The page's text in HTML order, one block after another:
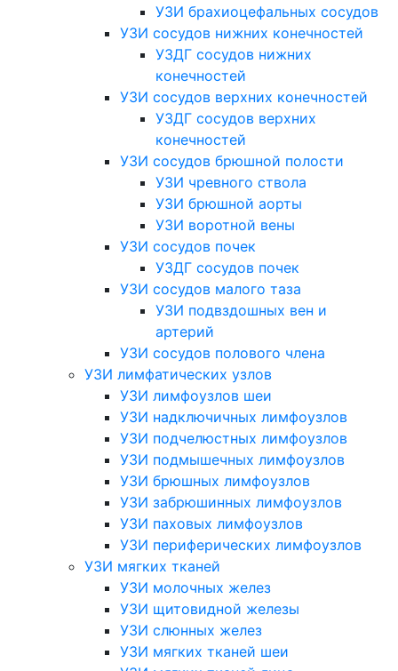
УЗИ брахиоцефальных сосудов
УЗИ сосудов нижних конечностей
УЗДГ сосудов нижних
конечностей
УЗИ сосудов верхних конечностей
УЗДГ сосудов верхних
конечностей
УЗИ сосудов брюшной полости
УЗИ чревного ствола
УЗИ брюшной аорты
УЗИ воротной вены
УЗИ сосудов почек
УЗДГ сосудов почек
УЗИ сосудов малого таза
УЗИ подвздошных вен и
артерий
УЗИ сосудов полового члена
УЗИ лимфатических узлов
УЗИ лимфоузлов шеи
УЗИ надключичных лимфоузлов
УЗИ подчелюстных лимфоузлов
УЗИ подмышечных лимфоузлов
УЗИ брюшных лимфоузлов
УЗИ забрюшинных лимфоузлов
УЗИ паховых лимфоузлов
УЗИ периферических лимфоузлов
УЗИ мягких тканей
УЗИ молочных желез
УЗИ щитовидной железы
УЗИ слюнных желез
УЗИ мягких тканей шеи